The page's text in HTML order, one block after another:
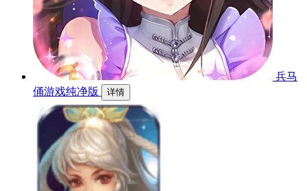
兵马
俑游戏纯净版
详情